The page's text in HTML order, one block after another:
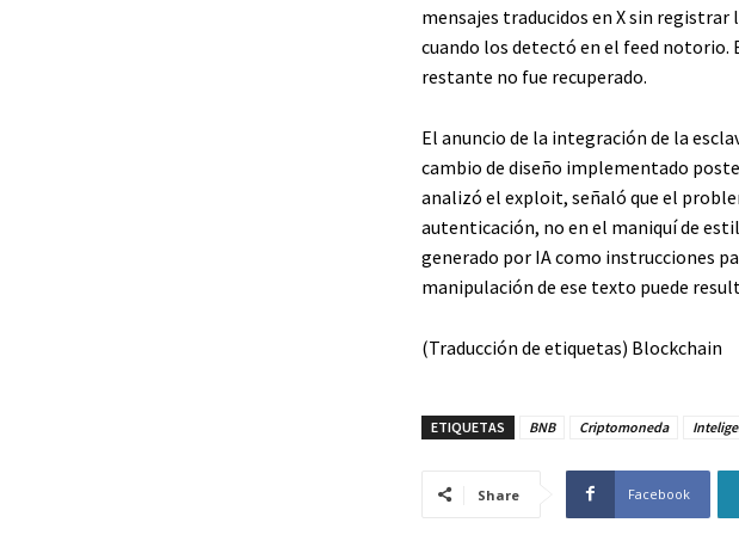
mensajes traducidos en X sin
cuando los detectó en el feed notorio.
restante no fue recuperado.
El anuncio de la integración de la
cambio de diseño implementado
analizó el exploit, señaló que el
autenticación, no en el maniquí de
generado por IA como instrucciones
manipulación de ese texto puede
(Traducción de etiquetas) Blockchain
ETIQUETAS BNB Criptomoneda
Share Facebook